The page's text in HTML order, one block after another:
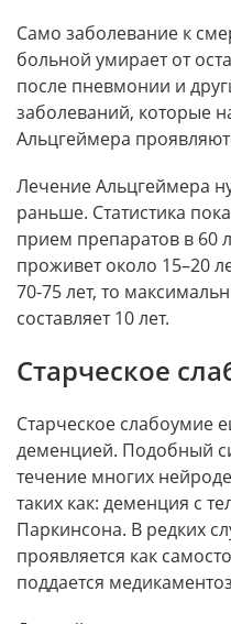
Само заболевание к
больной умирает от
после пневмонии и
заболеваний, которые
Альцгеймера
Лечение Альцгеймера
раньше. Статистика
прием препаратов в 60
проживет около 15–20
70-75 лет, то
составляет 10 лет.
Старческое
Старческое слабоумие
деменцией. Подобный
течение многих
таких как: деменция с
Паркинсона. В редких
проявляется как
поддается